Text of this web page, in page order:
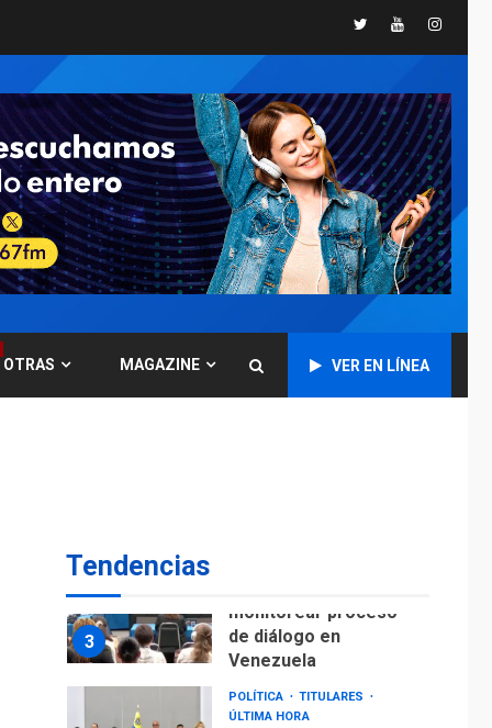
TwitterYoutube
OTRAS MAGAZINE VER EN LÍNEA
Tendencias
7
GUERRA EN EL MUNDO
Ucrania y Rusia
intensifican
ofensivas de largo
alcance
NACIONALES
TITULARES
ÚLTIMA HORA
Instalan carpas
metálicas como
terminales
Aeropuerto de
3
monitorear proceso
de diálogo en
Venezuela
POLÍTICA
TITULARES
ÚLTIMA HORA